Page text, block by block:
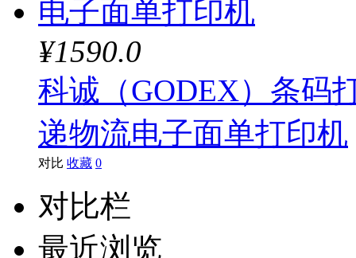
¥1590.0
科诚（GODEX）条码
递物流电子面单打印机
对比 收藏 0
对比栏
最近浏览